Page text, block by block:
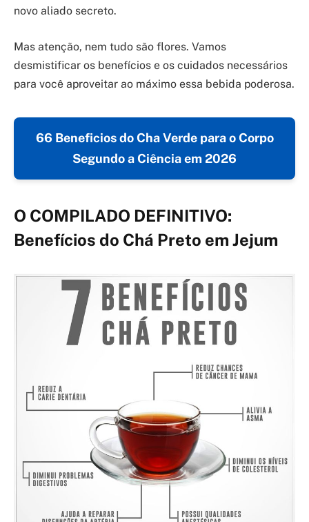
novo aliado secreto.
Mas atenção, nem tudo são flores. Vamos
desmistificar os benefícios e os cuidados necessários
para você aproveitar ao máximo essa bebida poderosa.
66 Beneficios do Cha Verde para o Corpo
Segundo a Ciência em 2026
O COMPILADO DEFINITIVO:
Benefícios do Chá Preto em Jejum